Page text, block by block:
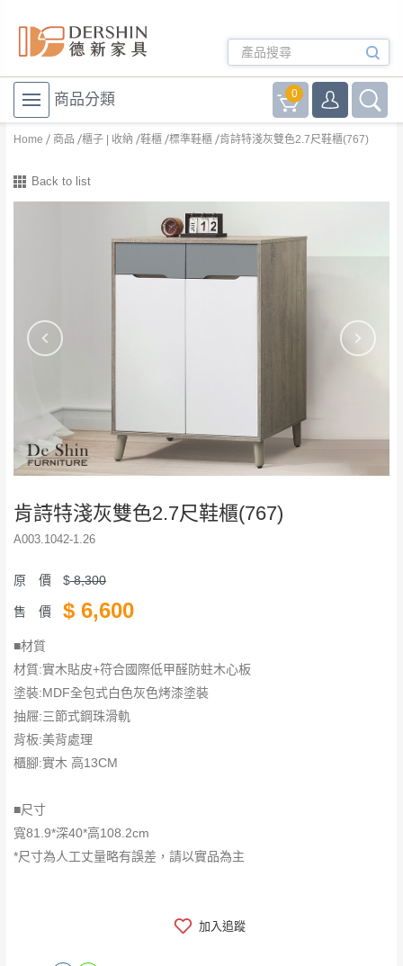
商品分類 0
Home 商品 櫃子 | 收納 鞋櫃 標準鞋櫃 肯詩特淺灰雙色2.7尺鞋櫃(767)
Back to list
肯詩特淺灰雙色2.7尺鞋櫃(767)
A003.1042-1.26
原 價 $8,300
售 價 $ 6,600
■材質
材質:實木貼皮+符合國際低甲醛防蛀木心板
塗裝:MDF全包式白色灰色烤漆塗裝
抽屜:三節式鋼珠滑軌
背板:美背處理
櫃腳:實木 高13CM
■尺寸
寬81.9*深40*高108.2cm
*尺寸為人工丈量略有誤差，請以實品為主
加入追蹤